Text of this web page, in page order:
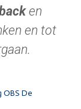
en
en tot
De